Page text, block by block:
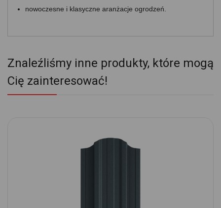
nowoczesne i klasyczne aranżacje ogrodzeń.
Znaleźliśmy inne produkty, które mogą
Cię zainteresować!